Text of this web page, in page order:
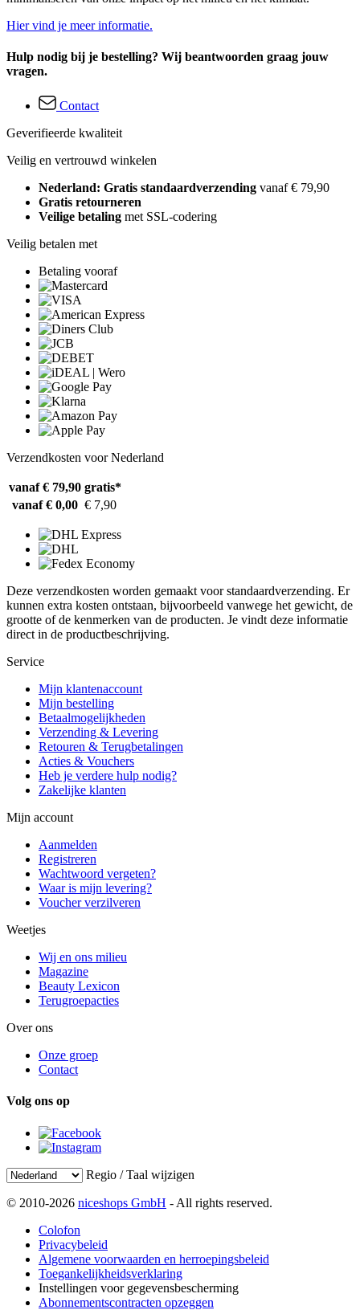
Hier vind je meer informatie.
Hulp nodig bij je bestelling? Wij beantwoorden graag jouw
vragen.
Contact
Geverifieerde kwaliteit
Veilig en vertrouwd winkelen
Nederland: Gratis standaardverzending vanaf € 79,90
Gratis retourneren
Veilige betaling met SSL-codering
Veilig betalen met
Betaling vooraf
Verzendkosten voor Nederland
vanaf € 79,90 gratis*
vanaf € 0,00 € 7,90
Deze verzendkosten worden gemaakt voor standaardverzending. Er
kunnen extra kosten ontstaan, bijvoorbeeld vanwege het gewicht, de
grootte of de kenmerken van de producten. Je vindt deze informatie
direct in de productbeschrijving.
Service
Mijn klantenaccount
Mijn bestelling
Betaalmogelijkheden
Verzending & Levering
Retouren & Terugbetalingen
Acties & Vouchers
Heb je verdere hulp nodig?
Zakelijke klanten
Mijn account
Aanmelden
Registreren
Wachtwoord vergeten?
Waar is mijn levering?
Voucher verzilveren
Weetjes
Wij en ons milieu
Magazine
Beauty Lexicon
Terugroepacties
Over ons
Onze groep
Contact
Volg ons op
Regio / Taal wijzigen
© 2010-2026 niceshops GmbH - All rights reserved.
Colofon
Privacybeleid
Algemene voorwaarden en herroepingsbeleid
Toegankelijkheidsverklaring
Instellingen voor gegevensbescherming
Abonnementscontracten opzeggen